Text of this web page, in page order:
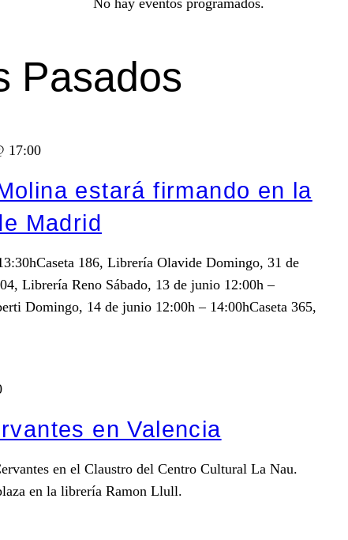
Pasados
17:00
estará firmando en la
Madrid
186, Librería Olavide Domingo, 31 de
Librería Reno Sábado, 13 de junio 12:00h –
Domingo, 14 de junio 12:00h – 14:00hCaseta 365,
en Valencia
en el Claustro del Centro Cultural La Nau.
en la librería Ramon Llull.